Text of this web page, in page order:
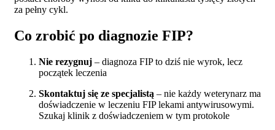
za pełny cykl.
Co zrobić po diagnozie FIP?
Nie rezygnuj – diagnoza FIP to dziś nie wyrok, lecz
początek leczenia
Skontaktuj się ze specjalistą – nie każdy weterynarz ma
doświadczenie w leczeniu FIP lekami antywirusowymi.
Szukaj klinik z doświadczeniem w tym protokole